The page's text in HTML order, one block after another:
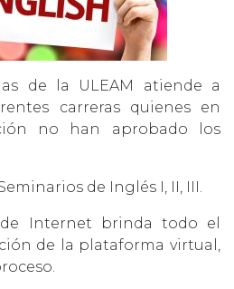
de la ULEAM atiende a
carreras quienes en
no han aprobado los
de Inglés I, II, III.
Internet brinda todo el
de la plataforma virtual,